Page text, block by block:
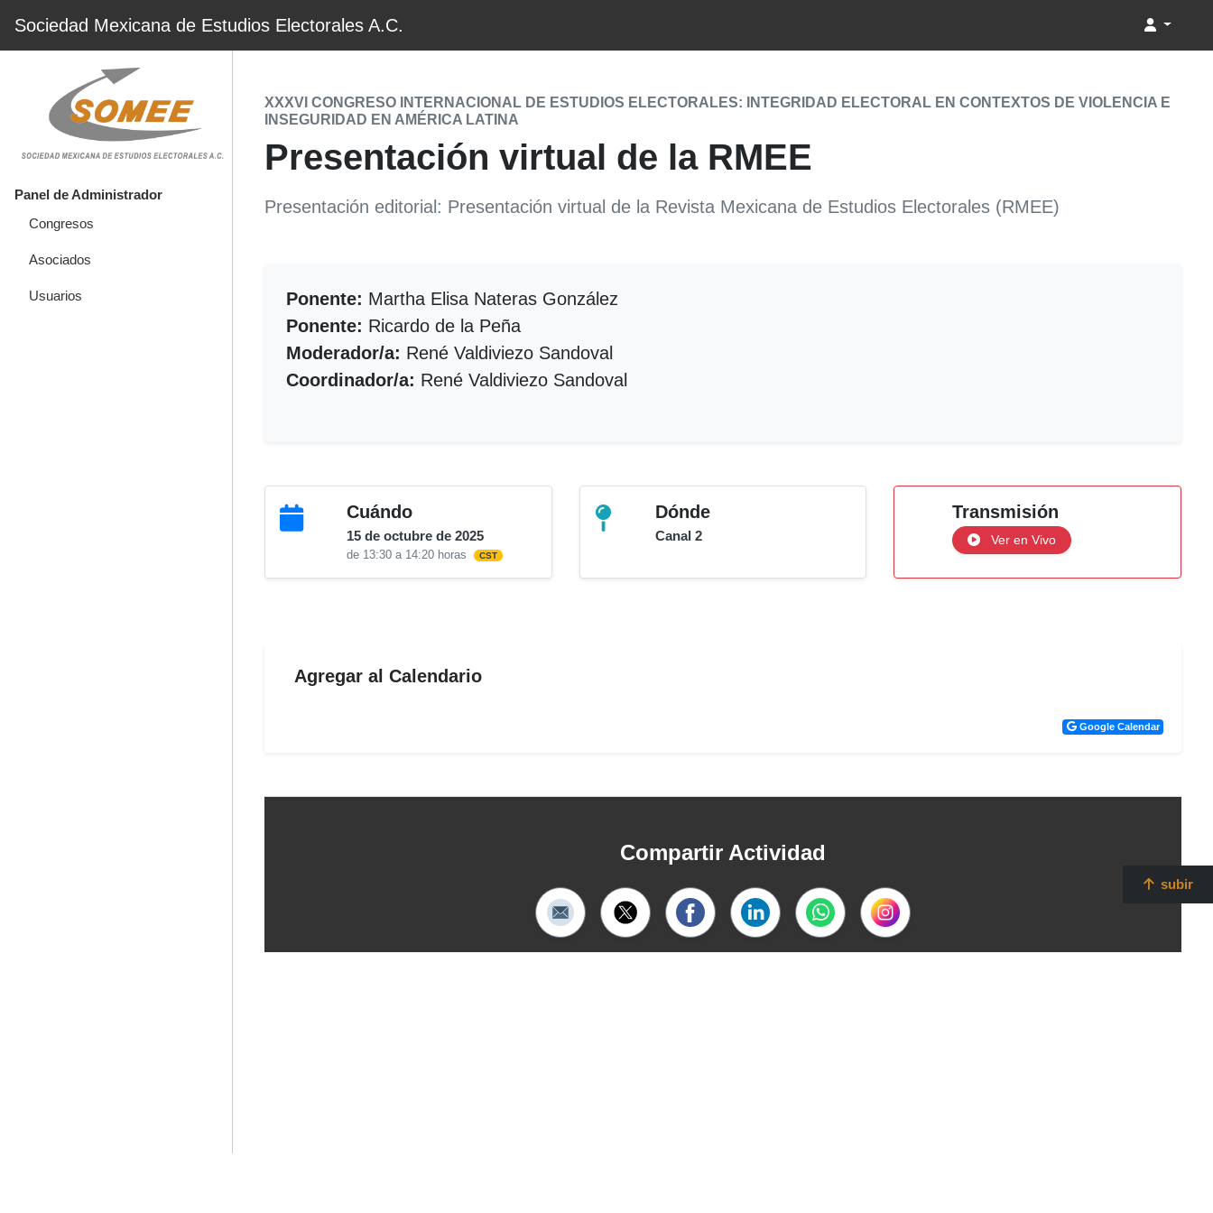
Sociedad Mexicana de Estudios Electorales A.C.
Panel de Administrador
Congresos
Asociados
Usuarios
XXXVI CONGRESO INTERNACIONAL DE ESTUDIOS ELECTORALES: INTEGRIDAD ELECTORAL EN CONTEXTOS DE VIOLENCIA E
INSEGURIDAD EN AMÉRICA LATINA
Presentación virtual de la RMEE
Presentación editorial: Presentación virtual de la Revista Mexicana de Estudios Electorales (RMEE)
Ponente: Martha Elisa Nateras González
Ponente: Ricardo de la Peña
Moderador/a: René Valdiviezo Sandoval
Coordinador/a: René Valdiviezo Sandoval
Cuándo
15 de octubre de 2025
de 13:30 a 14:20 horas CST
Dónde
Canal 2
Transmisión
Ver en Vivo
Agregar al Calendario
Google Calendar
Compartir Actividad
subir